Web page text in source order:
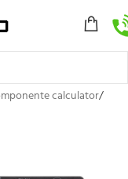
calculator/